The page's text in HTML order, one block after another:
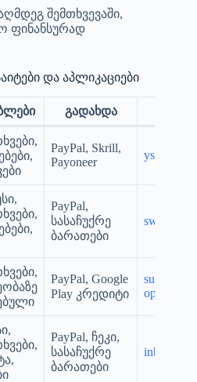
შემთხვევაში,
ფინანსურად
და აპლიკაციები
გადახდა
PayPal, Skrill,
Payoneer
PayPal,
სასაჩუქრე
ბარათები
PayPal, Google
Play კრედიტი
opinion-
PayPal, ჩეკი,
სასაჩუქრე
ბარათები